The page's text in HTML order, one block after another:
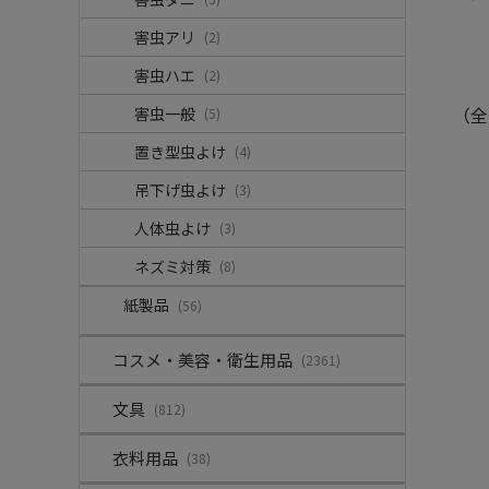
害虫アリ (2)
害虫ハエ (2)
害虫一般 (5)
置き型虫よけ (4)
吊下げ虫よけ (3)
人体虫よけ (3)
ネズミ対策 (8)
紙製品 (56)
コスメ・美容・衛生用品 (2361)
文具 (812)
衣料用品 (38)
（